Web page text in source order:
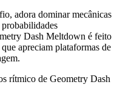
adora dominar mecânicas
probabilidades
Dash Meltdown é feito
apreciam plataformas de
rítmico de Geometry Dash